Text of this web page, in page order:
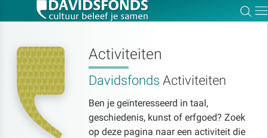
Activiteiten
Davidsfonds Activiteiten
Ben je geïnteresseerd in taal,
geschiedenis, kunst of erfgoed? Zoek
op deze pagina naar een activiteit die
Zoek:
Zoeken